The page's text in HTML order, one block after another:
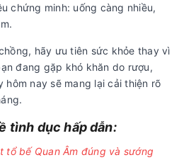
chứng minh: uống càng nhiều,
hãy ưu tiên sức khỏe thay vì
đang gặp khó khăn do rượu,
nay sẽ mang lại cải thiện rõ
tình dục hấp dẫn:
tổ bế Quan Âm đúng và sướng